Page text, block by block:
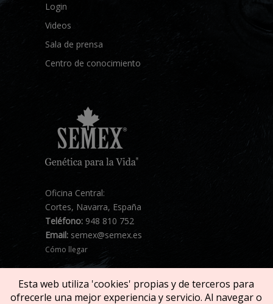
Login
Videos
Sala de prensa
Centro de conocimiento
Oficina Central:
Cortes, Navarra, España
Teléfono: 948 810 752
Email: semex@semex.es
Cómo llegar
Esta web utiliza 'cookies' propias y de terceros para
ofrecerle una mejor experiencia y servicio. Al navegar o